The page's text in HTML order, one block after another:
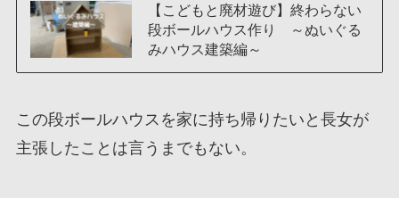
【こどもと廃材遊び】終わらない
段ボールハウス作り ～ぬいぐる
みハウス建築編～
この段ボールハウスを家に持ち帰りたいと長女が
主張したことは言うまでもない。